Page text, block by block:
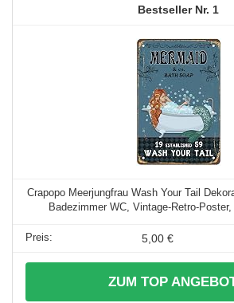
1
Crapopo Meerjungfrau Wash Your Tail
Badezimmer WC, Vintage-Retro-Poster,
5,00 €
ZUM TOP